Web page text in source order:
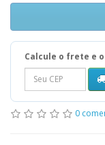
Calcule o frete e
0